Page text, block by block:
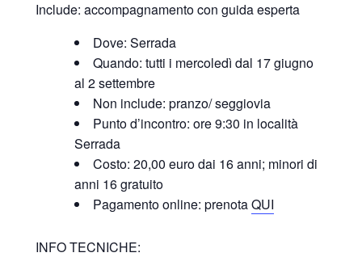
Include: accompagnamento con guida esperta
Dove: Serrada
Quando: tutti i mercoledì dal 17 giugno
al 2 settembre
Non include: pranzo/ seggiovia
Punto d’incontro: ore 9:30 in località
Serrada
Costo: 20,00 euro dai 16 anni; minori di
anni 16 gratuito
Pagamento online: prenotaQUI
INFO TECNICHE: